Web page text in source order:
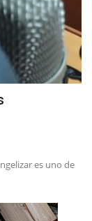
es uno de